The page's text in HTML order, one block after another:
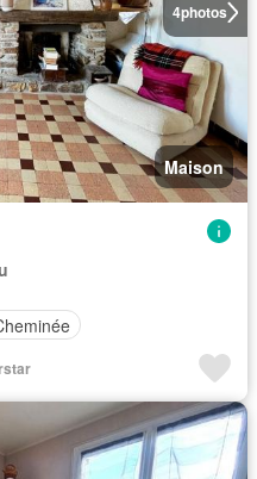
4photos
Maison